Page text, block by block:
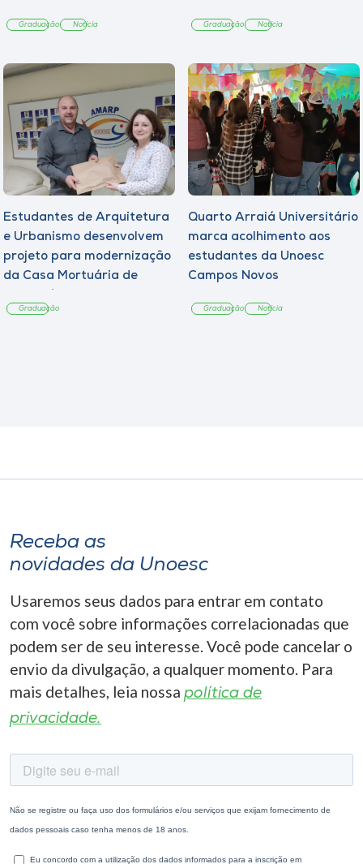
Graduação Notícia Graduação Notícia
Estudantes de Arquitetura
e Urbanismo desenvolvem
projeto para modernização
da Casa Mortuária de
Graduação
Quarto Arraiá Universitário
marca acolhimento aos
estudantes da Unoesc
Campos Novos
Graduação Notícia
Receba as
novidades da Unoesc
Usaremos seus dados para entrar em contato
com você sobre informações correlacionadas que
podem ser de seu interesse. Você pode cancelar o
envio da divulgação, a qualquer momento. Para
mais detalhes, leia nossa política de
privacidade.